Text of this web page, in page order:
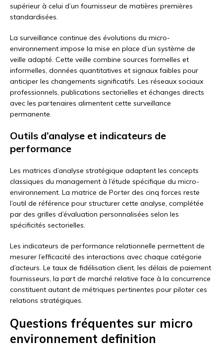
supérieur à celui d’un fournisseur de matières premières
standardisées.
La surveillance continue des évolutions du micro-
environnement impose la mise en place d’un système de
veille adapté. Cette veille combine sources formelles et
informelles, données quantitatives et signaux faibles pour
anticiper les changements significatifs. Les réseaux sociaux
professionnels, publications sectorielles et échanges directs
avec les partenaires alimentent cette surveillance
permanente.
Outils d’analyse et indicateurs de
performance
Les matrices d’analyse stratégique adaptent les concepts
classiques du management à l’étude spécifique du micro-
environnement. La matrice de Porter des cinq forces reste
l’outil de référence pour structurer cette analyse, complétée
par des grilles d’évaluation personnalisées selon les
spécificités sectorielles.
Les indicateurs de performance relationnelle permettent de
mesurer l’efficacité des interactions avec chaque catégorie
d’acteurs. Le taux de fidélisation client, les délais de paiement
fournisseurs, la part de marché relative face à la concurrence
constituent autant de métriques pertinentes pour piloter ces
relations stratégiques.
Questions fréquentes sur micro
environnement definition